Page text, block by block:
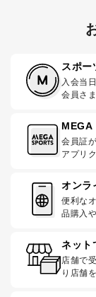
スポー
入会当
会員さ
MEGA
会員証
アプリ
オンラ
便利な
品購入
ネット
店舗で
り店舗